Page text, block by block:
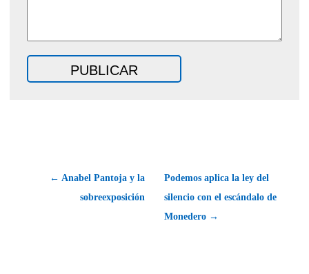
← Anabel Pantoja y la
sobreexposición
Podemos aplica la ley del
silencio con el escándalo de
Monedero →